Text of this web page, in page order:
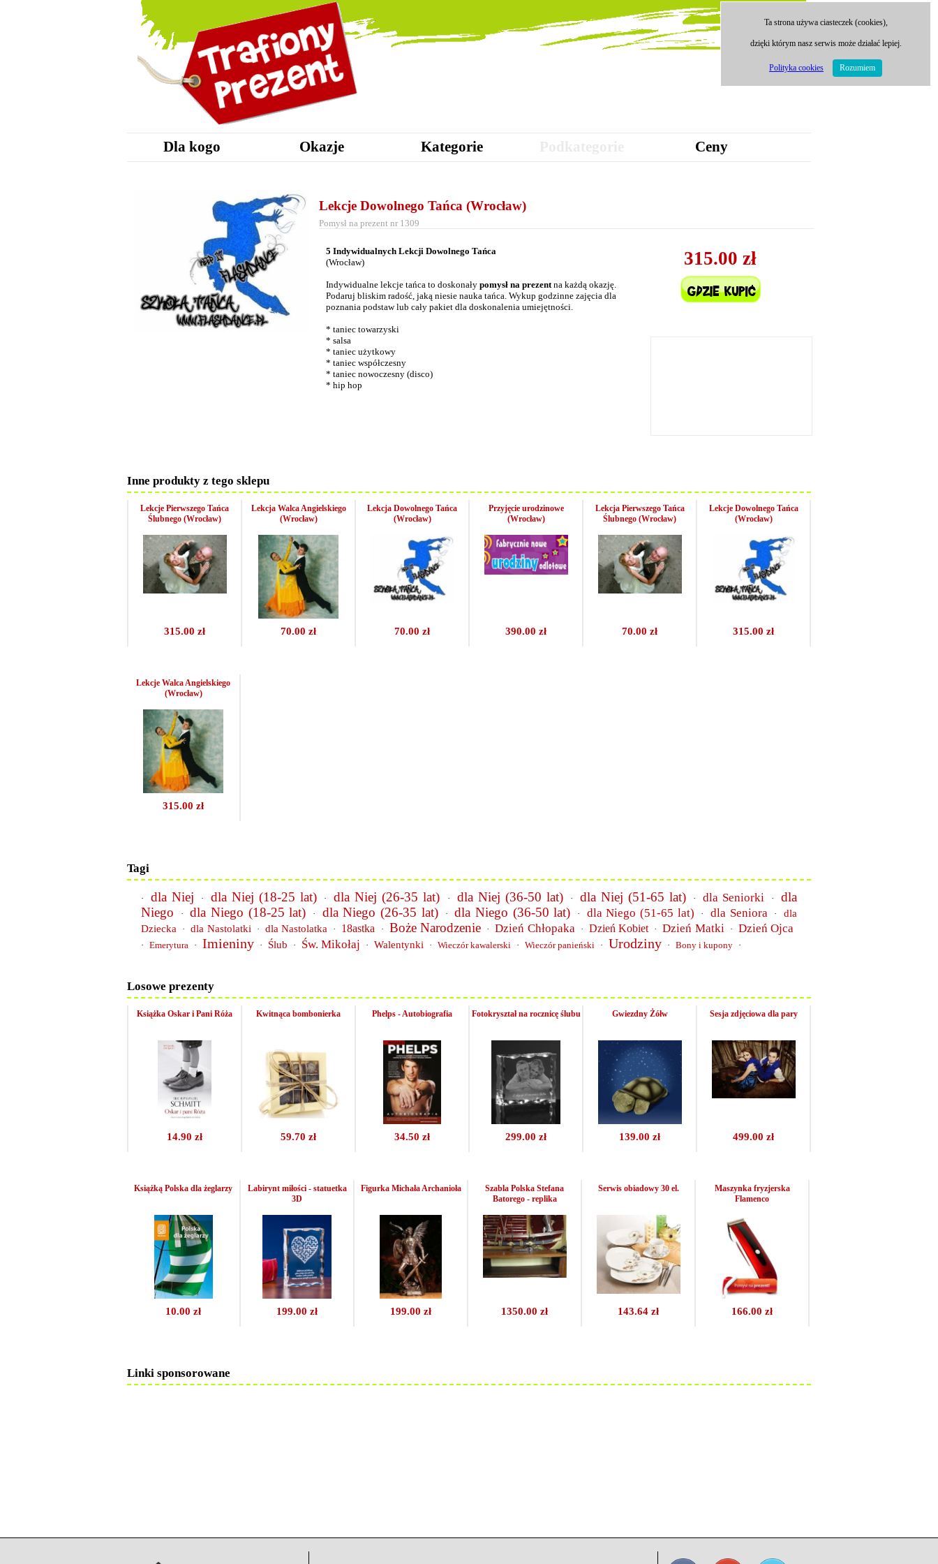
Dla kogo Okazje Kategorie Ceny
Lekcje Dowolnego Tańca (Wrocław)
Pomysł na prezent nr 1309
315.00 zł
5 Indywidualnych Lekcji Dowolnego Tańca
(Wrocław)
Indywidualne lekcje tańca to doskonały pomysł na prezentna każdą okazję.
Podaruj bliskim radość, jaką niesie nauka tańca. Wykup godzinne zajęcia dla
poznania podstaw lub cały pakiet dla doskonalenia umiejętności.
* taniec towarzyski
* salsa
* taniec użytkowy
* taniec współczesny
* taniec nowoczesny (disco)
* hip hop
Inne produkty z tego sklepu
315.00 zł
Lekcje Pierwszego Tańca
Ślubnego (Wrocław)
70.00 zł
Lekcja Walca Angielskiego
(Wrocław)
70.00 zł
Lekcja Dowolnego Tańca
(Wrocław)
390.00 zł
Przyjęcie urodzinowe
(Wrocław)
70.00 zł
Lekcja Pierwszego Tańca
Ślubnego (Wrocław)
315.00 zł
Lekcje Dowolnego Tańca
(Wrocław)
315.00 zł
Lekcje Walca Angielskiego
(Wrocław)
Tagi
· dla Niej · dla Niej (18-25 lat) · dla Niej (26-35 lat) · dla Niej (36-50 lat) · dla Niej (51-65 lat) · dla Seniorki ·
dla
Niego
· dla Niego (18-25 lat) · dla Niego (26-35 lat) · dla Niego (36-50 lat) · dla Niego (51-65 lat) · dla Seniora ·
dla
Dziecka
· dla Nastolatki · dla Nastolatka · 18astka · Boże Narodzenie · Dzień Chłopaka · Dzień Kobiet · Dzień Matki · Dzień Ojca
· Emerytura · Imieniny · Ślub · Św. Mikołaj · Walentynki · Wieczór kawalerski · Wieczór panieński · Urodziny · Bony i kupony ·
Losowe prezenty
14.90 zł
Książka Oskar i Pani Róża
59.70 zł
Kwitnąca bombonierka
34.50 zł
Phelps - Autobiografia
299.00 zł
Fotokryształ na rocznicę ślubu
139.00 zł
Gwiezdny Żółw
499.00 zł
Sesja zdjęciowa dla pary
10.00 zł
Książką Polska dla żeglarzy
199.00 zł
Labirynt miłości - statuetka
3D
199.00 zł
Figurka Michała Archanioła
1350.00 zł
Szabla Polska Stefana
Batorego - replika
143.64 zł
Serwis obiadowy 30 el.
166.00 zł
Maszynka fryzjerska
Flamenco
Linki sponsorowane
Ta strona używa ciasteczek (cookies),
dzięki którym nasz serwis może działać lepiej.
Polityka cookies Rozumiem